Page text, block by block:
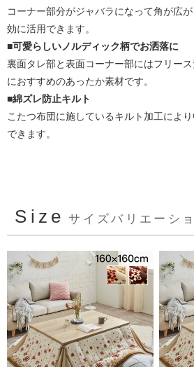
コーナー部分がジャバラになって角が広
効に活用できます。
■可愛らしいノルディック柄でお洒落に
裏面タレ部と表面コーナー部にはフリー
におすすめのあったか素材です。
■綿ズレ防止キルト
こたつ布団に施しているキルト加工によ
できます。
Size サイズバリエーシ